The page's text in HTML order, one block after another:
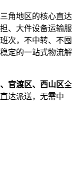
角地区的核心直达
、大件设备运输服
次，不中转、不囤
定的一站式物流解
官渡区、西山区全
达派送，无需中